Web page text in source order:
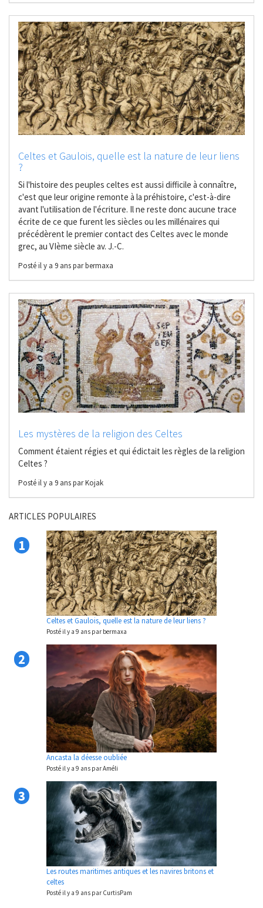
Celtes et Gaulois, quelle est la nature de leur liens
?
Si l'histoire des peuples celtes est aussi difficile à connaître,
c'est que leur origine remonte à la préhistoire, c'est-à-dire
avant l'utilisation de l'écriture. Il ne reste donc aucune trace
écrite de ce que furent les siècles ou les millénaires qui
précédèrent le premier contact des Celtes avec le monde
grec, au VIème siècle av. J.-C.
Posté il y a 9 ans par bermaxa
Les mystères de la religion des Celtes
Comment étaient régies et qui édictait les règles de la religion
Celtes ?
Posté il y a 9 ans par Kojak
ARTICLES POPULAIRES
1
Celtes et Gaulois, quelle est la nature de leur liens ?
Posté il y a 9 ans par bermaxa
2
Ancasta la déesse oubliée
Posté il y a 9 ans par Améli
3
Les routes maritimes antiques et les navires britons et
celtes
Posté il y a 9 ans par CurtisPam